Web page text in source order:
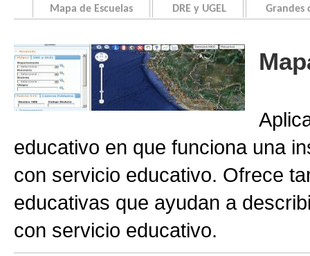
Mapa de Escuelas DRE y UGEL Grandes
educativo en que funciona una
con servicio educativo. Ofrece
educativas que ayudan a
con servicio educativo.